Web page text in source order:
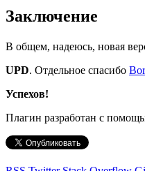
Заключение
В общем, надеюсь, новая
UPD. Отдельное спасибо
Успехов!
Плагин разработан с